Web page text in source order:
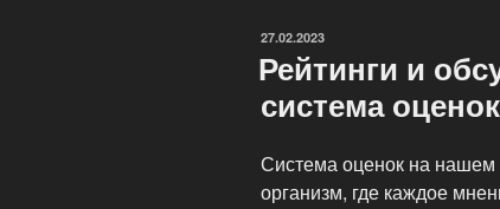
ОПУБЛИКОВАНО
27.02.2023
Рейтинги и
система
Система оценок на нашем
организм, где каждое